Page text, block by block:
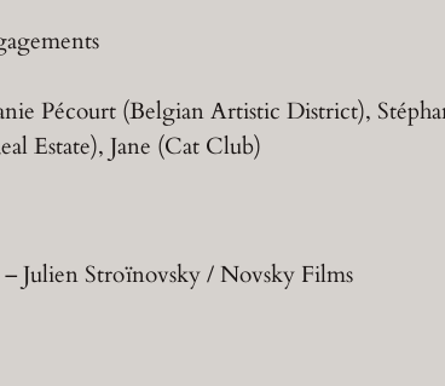
Pécourt (Belgian Artistic District),
Estate), Jane (Cat Club)
Julien Stroïnovsky / Novsky Films